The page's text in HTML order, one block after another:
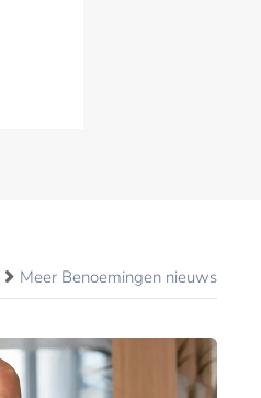
Meer Benoemingen nieuws